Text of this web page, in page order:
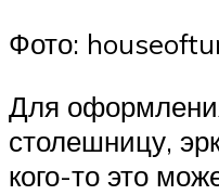
Фото:
Для
столешницу,
кого-то это